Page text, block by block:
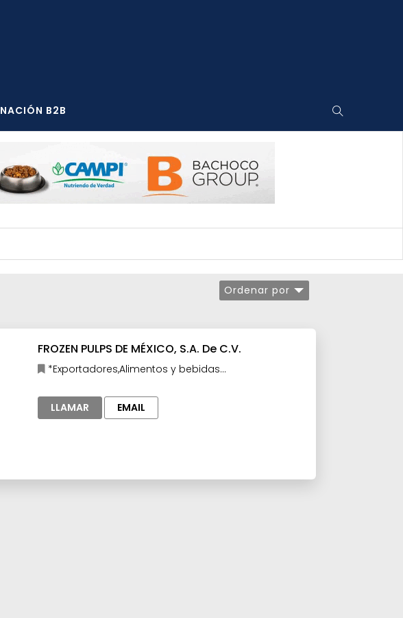
NACIÓN B2B
Ordenar por
FROZEN PULPS DE MÉXICO, S.A. De C.V.
*Exportadores,Alimentos y bebidas
LLAMAR
EMAIL